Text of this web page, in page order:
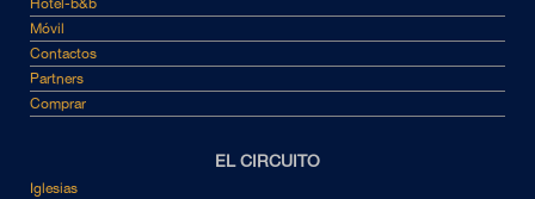
Móvil
Contactos
Partners
Comprar
EL CIRCUITO
Iglesias